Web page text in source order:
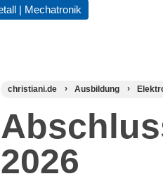
| Mechatronik
christiani.de Ausbildung
2026